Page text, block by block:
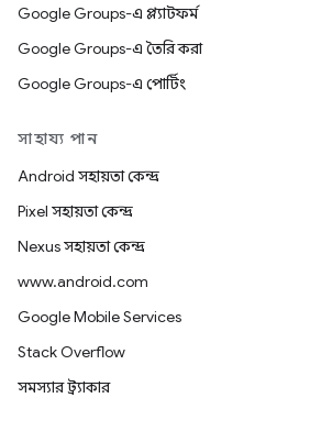
Google Groups-এ প্ল্যাটফর্ম
Google Groups-এ তৈরি করা
Google Groups-এ পোর্টিং
সাহায্য পান
Android সহায়তা কেন্দ্র
Pixel সহায়তা কেন্দ্র
Nexus সহায়তা কেন্দ্র
www.android.com
Google Mobile Services
Stack Overflow
সমস্যার ট্র্যাকার